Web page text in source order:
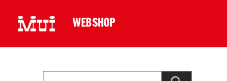
WEBSHOP